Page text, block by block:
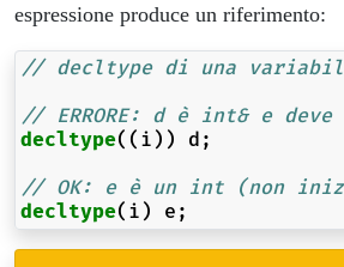
espressione produce un riferimento:
// decltype di una
// ERRORE: d è int& e
decltype(( i )) d ;
// OK: e è un int (non
decltype( i ) e ;